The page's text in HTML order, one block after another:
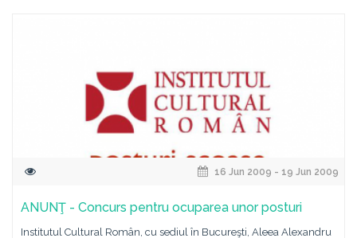
16 Jun 2009 - 19 Jun 2009
ANUNŢ - Concurs pentru ocuparea unor posturi
Institutul Cultural Român, cu sediul în Bucureşti, Aleea Alexandru